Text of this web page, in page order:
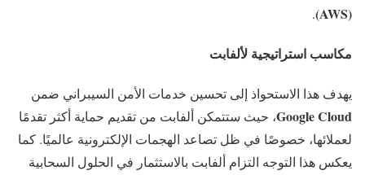
(AWS)
.
مكاسب استراتيجية لألفابت
يهدف هذا الاستحواذ إلى تحسين خدمات الأمن السيبراني ضمن
Google Cloud، حيث ستتمكن ألفابت من تقديم حماية أكثر تقدمًا
لعملائها، خصوصًا في ظل تصاعد الهجمات الإلكترونية عالميًا. كما
يعكس هذا التوجه التزام ألفابت بالاستثمار في الحلول السحابية